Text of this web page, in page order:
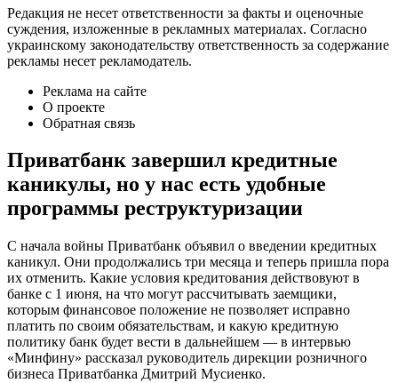
Редакция не несет ответственности за факты и оценочные
суждения, изложенные в рекламных материалах. Согласно
украинскому законодательству ответственность за содержание
рекламы несет рекламодатель.
Реклама на сайте
О проекте
Обратная связь
Приватбанк завершил кредитные
каникулы, но у нас есть удобные
программы реструктуризации
С начала войны Приватбанк объявил о введении кредитных
каникул. Они продолжались три месяца и теперь пришла пора
их отменить. Какие условия кредитования действовуют в
банке с 1 июня, на что могут рассчитывать заемщики,
которым финансовое положение не позволяет исправно
платить по своим обязательствам, и какую кредитную
политику банк будет вести в дальнейшем — в интервью
«Минфину» рассказал руководитель дирекции розничного
бизнеса Приватбанка Дмитрий Мусиенко.